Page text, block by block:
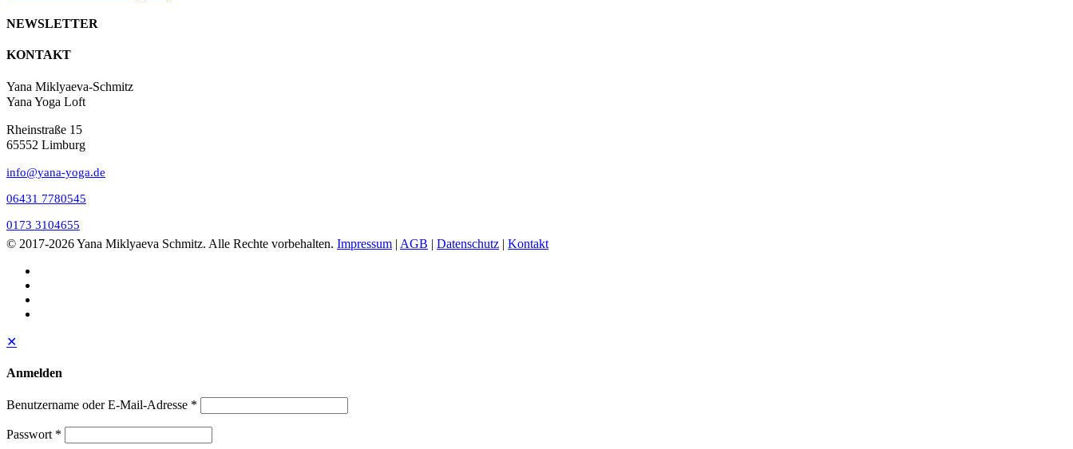
NEWSLETTER
KONTAKT
Yana Miklyaeva-Schmitz
Yana Yoga Loft
Rheinstraße 15
65552 Limburg
info@yana-yoga.de
06431 7780545
0173 3104655
© 2017-2026 Yana Miklyaeva Schmitz. Alle Rechte vorbehalten. Impressum | AGB | Datenschutz | Kontakt
✕
Anmelden
Benutzername oder E-Mail-Adresse *
Passwort *